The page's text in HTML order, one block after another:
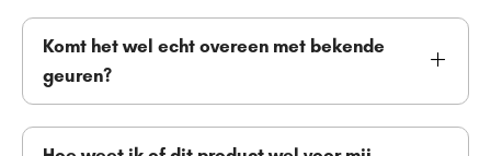
Komt het wel echt overeen met bekende
geuren?